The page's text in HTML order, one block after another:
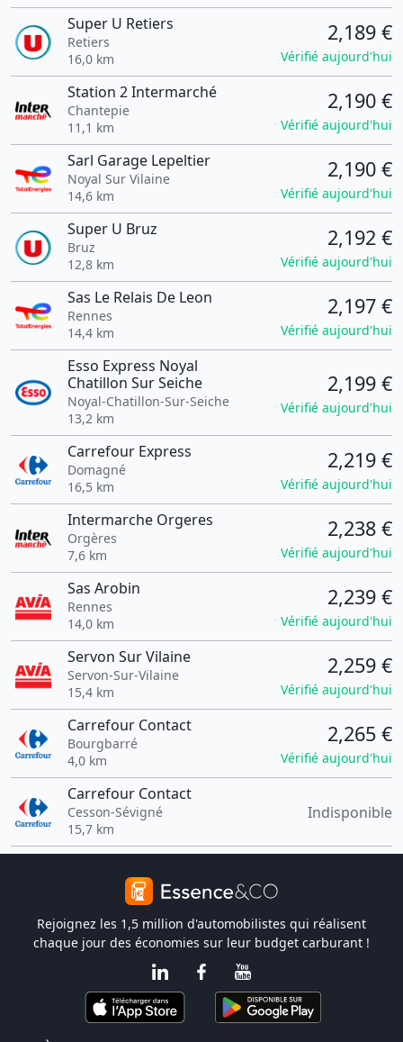
Super U Retiers
Retiers
16,0 km
2,189 €
Vérifié aujourd'hui
Station 2 Intermarché
Chantepie
11,1 km
2,190 €
Vérifié aujourd'hui
Sarl Garage Lepeltier
Noyal Sur Vilaine
14,6 km
2,190 €
Vérifié aujourd'hui
Super U Bruz
Bruz
12,8 km
2,192 €
Vérifié aujourd'hui
Sas Le Relais De Leon
Rennes
14,4 km
2,197 €
Vérifié aujourd'hui
Esso Express Noyal
Chatillon Sur Seiche
Noyal-Chatillon-Sur-Seiche
13,2 km
2,199 €
Vérifié aujourd'hui
Carrefour Express
Domagné
16,5 km
2,219 €
Vérifié aujourd'hui
Intermarche Orgeres
Orgères
7,6 km
2,238 €
Vérifié aujourd'hui
Sas Arobin
Rennes
14,0 km
2,239 €
Vérifié aujourd'hui
Servon Sur Vilaine
Servon-Sur-Vilaine
15,4 km
2,259 €
Vérifié aujourd'hui
Carrefour Contact
Bourgbarré
4,0 km
2,265 €
Vérifié aujourd'hui
Carrefour Contact
Cesson-Sévigné
15,7 km
Indisponible
Rejoignez les 1,5 million d'automobilistes qui réalisent
chaque jour des économies sur leur budget carburant !